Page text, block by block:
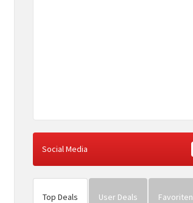
Social Media
Top Deals User Deals Favoriten